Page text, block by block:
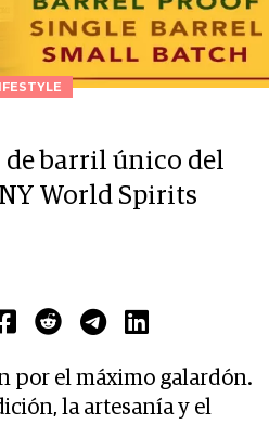
barril único del
World Spirits
por el máximo galardón.
la artesanía y el